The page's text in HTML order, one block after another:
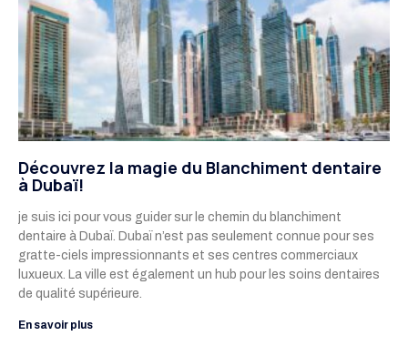
Découvrez la magie du Blanchiment dentaire
à Dubaï!
je suis ici pour vous guider sur le chemin du blanchiment
dentaire à Dubaï. Dubaï n’est pas seulement connue pour ses
gratte-ciels impressionnants et ses centres commerciaux
luxueux. La ville est également un hub pour les soins dentaires
de qualité supérieure.
En savoir plus